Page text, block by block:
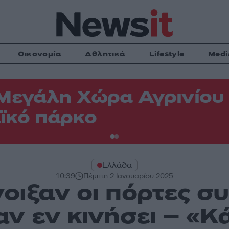
Οικονομία Αθλητικά Lifestyle
Χώρα Αγρινίου
πάρκο
Ελλάδα
10:39 Πέμπτη 2 Ιανουαρίου 2025
οι πόρτες
εν κινήσει –